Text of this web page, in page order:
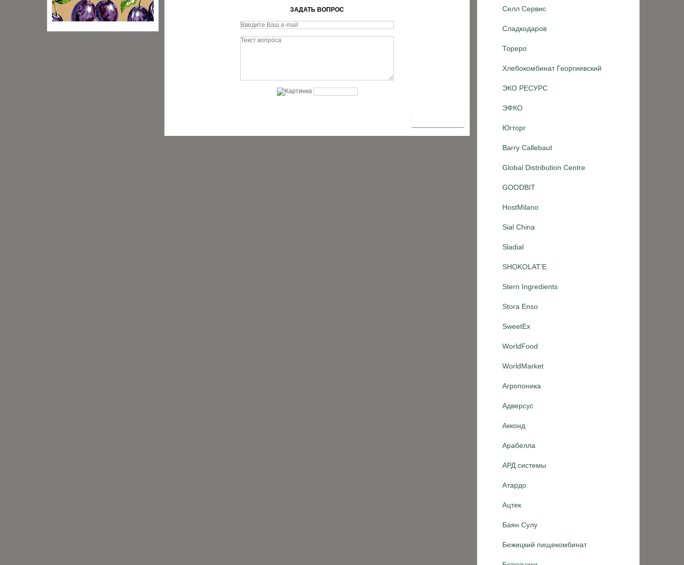
Селл Сервис
Сладкодаров
Тореро
Хлебокомбинат Георгиевский
ЭКО РЕСУРС
ЭФКО
Югторг
Barry Callebaut
Global Distribution Centre
GOODBIT
HostMilano
Sial China
Sladial
SHOKOLAT’E
Stern Ingredients
Stora Enso
SweetEx
WorldFood
WorldMarket
Агропоника
Адверсус
Акконд
Арабелла
АРД системы
Атардо
Ацтек
Баян Сулу
Бежицкий пищекомбинат
ЗАДАТЬ ВОПРОС